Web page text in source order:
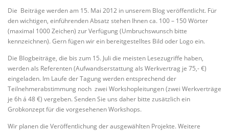
Die Beiträge werden am 15. Mai 2012 in unserem Blog veröffentlicht. Für
den wichtigen, einführenden Absatz stehen Ihnen ca. 100 – 150 Wörter
(maximal 1000 Zeichen) zur Verfügung (Umbruchswunsch bitte
kennzeichnen). Gern fügen wir ein bereitgestelltes Bild oder Logo ein.
Die Blogbeiträge, die bis zum 15. Juli die meisten Lesezugriffe haben,
werden als Referenten (Aufwandserstattung als Werkvertrag je 75,- €)
eingeladen. Im Laufe der Tagung werden entsprechend der
Teilnehmerabstimmung noch zwei Workshopleitungen (zwei Werkverträge
je 6h á 48 €) vergeben. Senden Sie uns daher bitte zusätzlich ein
Grobkonzept für die vorgesehenen Workshops.
Wir planen die Veröffentlichung der ausgewählten Projekte. Weitere